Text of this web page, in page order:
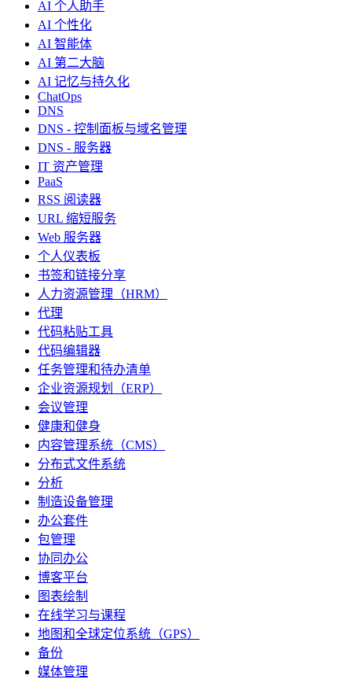
AI 个人助手
AI 个性化
AI 智能体
AI 第二大脑
AI 记忆与持久化
ChatOps
DNS
DNS - 控制面板与域名管理
DNS - 服务器
IT 资产管理
PaaS
RSS 阅读器
URL 缩短服务
Web 服务器
个人仪表板
书签和链接分享
人力资源管理（HRM）
代理
代码粘贴工具
代码编辑器
任务管理和待办清单
企业资源规划（ERP）
会议管理
健康和健身
内容管理系统（CMS）
分布式文件系统
分析
制造设备管理
办公套件
包管理
协同办公
博客平台
图表绘制
在线学习与课程
地图和全球定位系统（GPS）
备份
媒体管理